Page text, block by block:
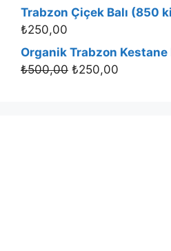
Trabzon Çiçek Balı (850
₺250,00
Organik Trabzon Kestane
₺500,00 ₺250,00